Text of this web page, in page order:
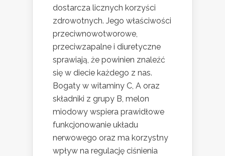
dostarcza licznych korzyści
zdrowotnych. Jego właściwości
przeciwnowotworowe,
przeciwzapalne i diuretyczne
sprawiają, że powinien znaleźć
się w diecie każdego z nas.
Bogaty w witaminy C, A oraz
składniki z grupy B, melon
miodowy wspiera prawidłowe
funkcjonowanie układu
nerwowego oraz ma korzystny
wpływ na regulację ciśnienia